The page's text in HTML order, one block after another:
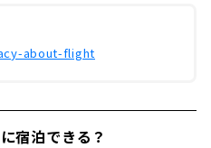
about-flight
宿泊できる？